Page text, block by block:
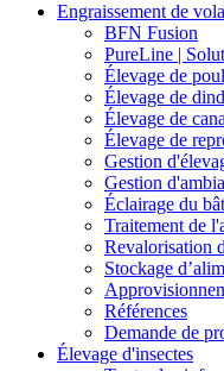
Engraissement de
BFN Fusion
PureLine |
Élevage de
Élevage de
Élevage de
Élevage de
Gestion
Gestion
Éclairage du
Traitement de
Revalorisation
Stockage
Références
Demande de
Élevage d'insectes